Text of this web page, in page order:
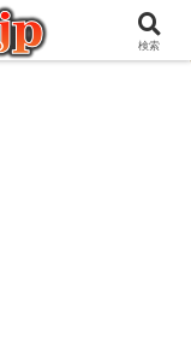
日々を綴るブログ
検索